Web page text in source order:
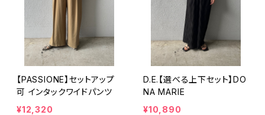
【PASSIONE】セットアップ
可 インタックワイドパンツ
¥12,320
D.E.【選べる上下セット】DO
NA MARIE
¥10,890